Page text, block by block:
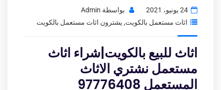
24 يونيو، 2021 بواسطة Admin
اثاث مستعمل بالكويت, يشترون اثاث مستعمل بالكويت
اثاث للبيع بالكويت|شراء اثاث
مستعمل نشتري الاثاث
المستعمل 97776408